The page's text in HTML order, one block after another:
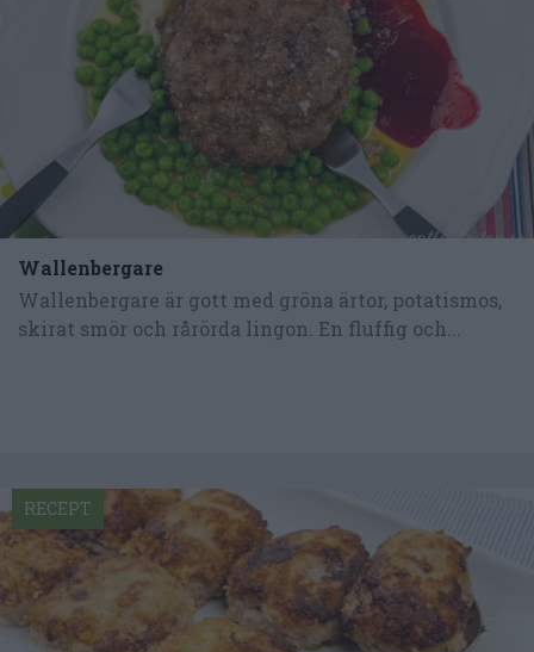
Wallenbergare
Wallenbergare är gott med gröna ärtor, potatismos,
skirat smör och rårörda lingon. En fluffig och...
RECEPT